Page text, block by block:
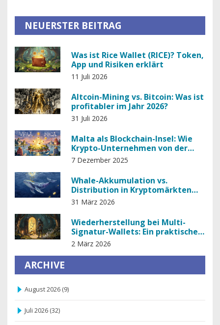
NEUERSTER BEITRAG
Was ist Rice Wallet (RICE)? Token,
App und Risiken erklärt
11 Juli 2026
Altcoin-Mining vs. Bitcoin: Was ist
profitabler im Jahr 2026?
31 Juli 2026
Malta als Blockchain-Insel: Wie
Krypto-Unternehmen von der
Strategie profitieren
7 Dezember 2025
Whale-Akkumulation vs.
Distribution in Kryptomärkten
verstehen
31 März 2026
Wiederherstellung bei Multi-
Signatur-Wallets: Ein praktischer
Leitfaden für Bitcoin-Besitzer
2 März 2026
ARCHIVE
August 2026 (9)
Juli 2026 (32)